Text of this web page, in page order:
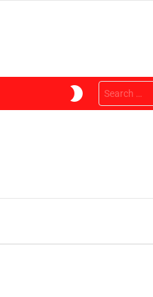
SKIN
Search
for: